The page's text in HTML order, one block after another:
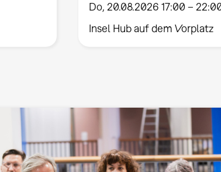
Do, 20.08.2026 17:00 –
Insel Hub auf dem Vorplatz